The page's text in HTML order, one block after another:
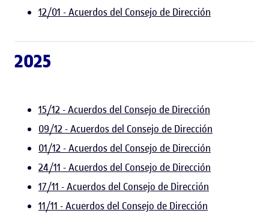
12/01 - Acuerdos del Consejo de Dirección
2025
15/12 - Acuerdos del Consejo de Dirección
09/12 - Acuerdos del Consejo de Dirección
01/12 - Acuerdos del Consejo de Dirección
24/11 - Acuerdos del Consejo de Dirección
17/11 - Acuerdos del Consejo de Dirección
11/11 - Acuerdos del Consejo de Dirección